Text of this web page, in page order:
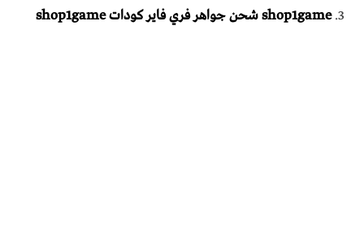
shop1game شحن جواهر فري فاير كودات shop1game